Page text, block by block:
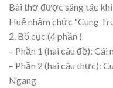
Bài thơ được sáng tác
Huế nhậm chức “Cung
2. Bố cục (4 phần )
– Phần 1 (hai câu đề):
– Phần 2 (hai câu thực):
Ngang